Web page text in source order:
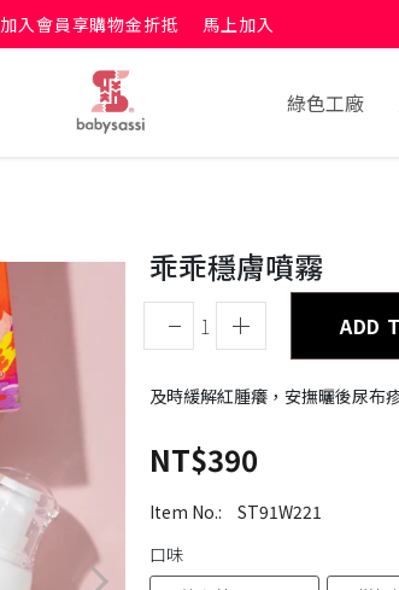
加入會員享購物金折抵 馬上加入
綠色工廠
乖乖穩膚噴霧
及時緩解紅腫癢，安撫曬後尿布
NT$390
Item No.:
ST91W221
口味
ADD